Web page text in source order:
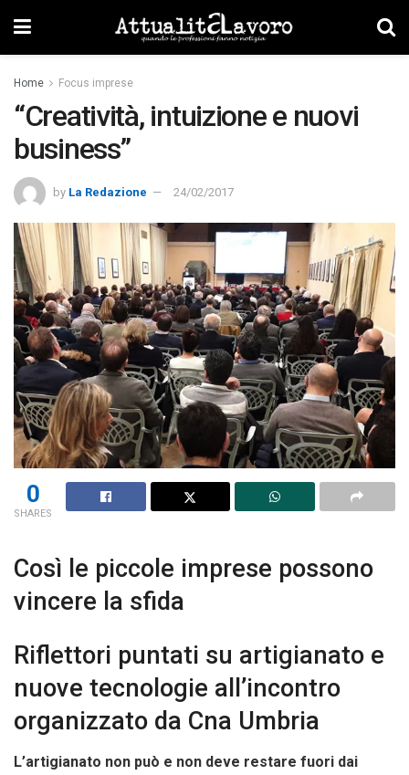
Home Focus imprese
“Creatività, intuizione e nuovi
business”
by La Redazione 24/02/2017
0
SHARES
Così le piccole imprese possono
vincere la sfida
Riflettori puntati su artigianato e
nuove tecnologie all’incontro
organizzato da Cna Umbria
L’artigianato non può e non deve restare fuori dai